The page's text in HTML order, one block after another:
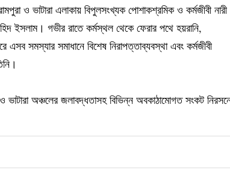
ও ভাটারা এলাকায় বিপুলসংখ্যক পোশাকশ্রমিক ও কর্মজীবী নারী
ইসলাম। গভীর রাতে কর্মস্থল থেকে ফেরার পথে হয়রানি,
এসব সমস্যার সমাধানে বিশেষ নিরাপত্তাব্যবস্থা এবং কর্মজীবী
অঞ্চলের জলাবদ্ধতাসহ বিভিন্ন অবকাঠামোগত সংকট